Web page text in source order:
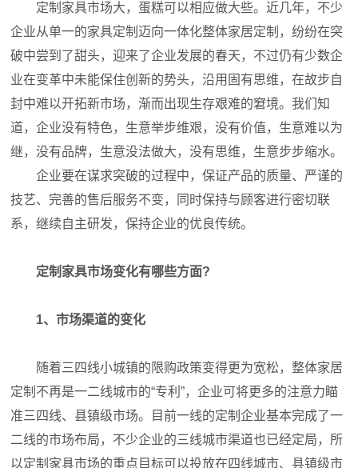
定制家具市场大，蛋糕可以相应做大些。近几年，不少
企业从单一的家具定制迈向一体化整体家居定制，纷纷在突
破中尝到了甜头，迎来了企业发展的春天，不过仍有少数企
业在变革中未能保住创新的势头，沿用固有思维，在故步自
封中难以开拓新市场，渐而出现生存艰难的窘境。我们知
道，企业没有特色，生意举步维艰，没有价值，生意难以为
继，没有品牌，生意没法做大，没有思维，生意步步缩水。
企业要在谋求突破的过程中，保证产品的质量、严谨的
技艺、完善的售后服务不变，同时保持与顾客进行密切联
系，继续自主研发，保持企业的优良传统。
定制家具市场变化有哪些方面?
1、市场渠道的变化
随着三四线小城镇的限购政策变得更为宽松，整体家居
定制不再是一二线城市的“专利”，企业可将更多的注意力瞄
准三四线、县镇级市场。目前一线的定制企业基本完成了一
二线的市场布局，不少企业的三线城市渠道也已经定局，所
以定制家具市场的重点目标可以投放在四线城市、县镇级市